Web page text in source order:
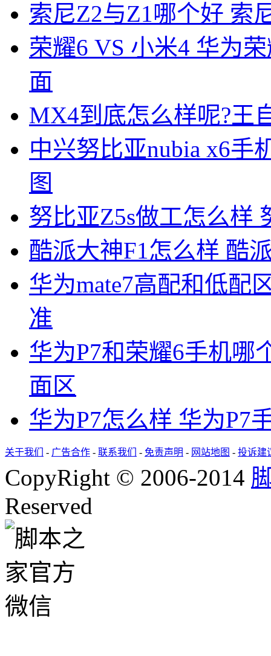
索尼Z2与Z1哪个好 索
荣耀6 VS 小米4 华为
面
MX4到底怎么样呢?王
中兴努比亚nubia x6手
图
努比亚Z5s做工怎么样
酷派大神F1怎么样 酷
华为mate7高配和低配
准
华为P7和荣耀6手机哪
面区
华为P7怎么样 华为P7
关于我们 - 广告合作 - 联系我们 - 免责声明 - 网站地图 - 投诉建
CopyRight © 2006-2014
Reserved